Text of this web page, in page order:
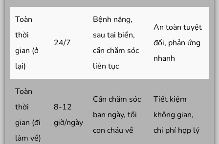
Toàn
thời
gian (ở
lại)
24/7
Bệnh nặng,
sau tai biến,
cần chăm sóc
liên tục
An toàn tuyệt
đối, phản ứng
nhanh
Toàn
thời
gian (đi
làm về)
8-12
giờ/ngày
Cần chăm sóc
ban ngày, tối
con cháu về
Tiết kiệm
không gian,
chi phí hợp lý